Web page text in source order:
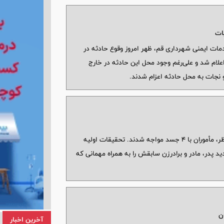
ایمنی شهرداری قم، ظهر امروز وقوع حادثه در
شد و علی‌رغم وجود محل این حادثه در خارج
به محل حادثه اعزام شدند.
با گزارش همسایه‌ها و حضور پلیس به خانه مورد نظر، مأموران با ۴ جسد مواجه شدند. تحقیقات اولیه
مادر و برادرزن سابقش را به همراه مهمانی که
آخرین اخبار